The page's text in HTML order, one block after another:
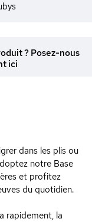
? Posez-nous
ici
dans les plis ou
notre Base
et profitez
du quotidien.
rapidement, la